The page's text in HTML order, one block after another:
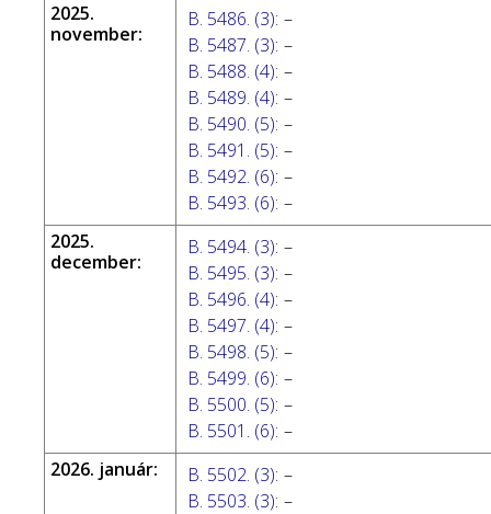
2025.
november:
B. 5486. (3): –
B. 5487. (3): –
B. 5488. (4): –
B. 5489. (4): –
B. 5490. (5): –
B. 5491. (5): –
B. 5492. (6): –
B. 5493. (6): –
2025.
december:
B. 5494. (3): –
B. 5495. (3): –
B. 5496. (4): –
B. 5497. (4): –
B. 5498. (5): –
B. 5499. (6): –
B. 5500. (5): –
B. 5501. (6): –
2026. január:
B. 5502. (3): –
B. 5503. (3): –